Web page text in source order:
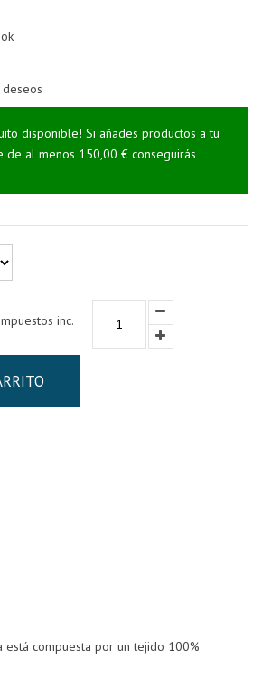
disponible! Si añades productos a tu
de al menos 150,00 € conseguirás
inc.
está compuesta por un tejido 100%